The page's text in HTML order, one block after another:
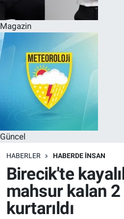
Magazin
Güncel
HABERLER HABERDE INSAN
Birecik'te
mahsur kalan
kurtarıldı